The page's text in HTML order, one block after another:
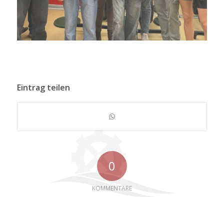
Eintrag teilen
0
KOMMENTARE